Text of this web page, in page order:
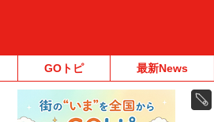
GOトピ 最新News